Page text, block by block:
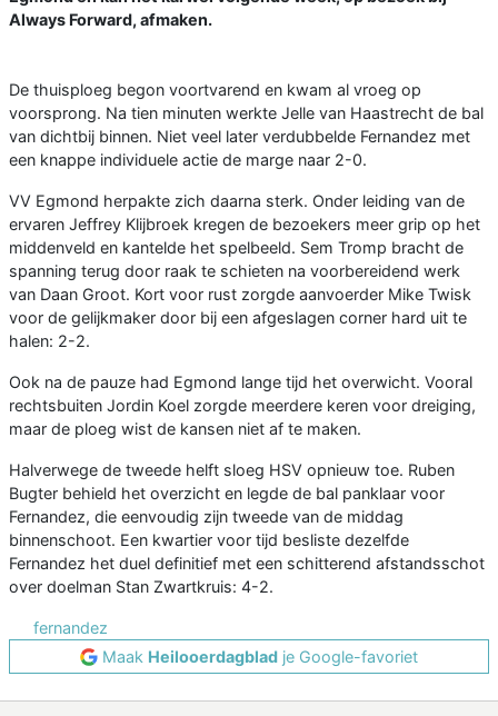
Always Forward, afmaken.
De thuisploeg begon voortvarend en kwam al vroeg op
voorsprong. Na tien minuten werkte Jelle van Haastrecht de bal
van dichtbij binnen. Niet veel later verdubbelde Fernandez met
een knappe individuele actie de marge naar 2-0.
VV Egmond herpakte zich daarna sterk. Onder leiding van de
ervaren Jeffrey Klijbroek kregen de bezoekers meer grip op het
middenveld en kantelde het spelbeeld. Sem Tromp bracht de
spanning terug door raak te schieten na voorbereidend werk
van Daan Groot. Kort voor rust zorgde aanvoerder Mike Twisk
voor de gelijkmaker door bij een afgeslagen corner hard uit te
halen: 2-2.
Ook na de pauze had Egmond lange tijd het overwicht. Vooral
rechtsbuiten Jordin Koel zorgde meerdere keren voor dreiging,
maar de ploeg wist de kansen niet af te maken.
Halverwege de tweede helft sloeg HSV opnieuw toe. Ruben
Bugter behield het overzicht en legde de bal panklaar voor
Fernandez, die eenvoudig zijn tweede van de middag
binnenschoot. Een kwartier voor tijd besliste dezelfde
Fernandez het duel definitief met een schitterend afstandsschot
over doelman Stan Zwartkruis: 4-2.
fernandez
Maak Heilooerdagblad je Google-favoriet